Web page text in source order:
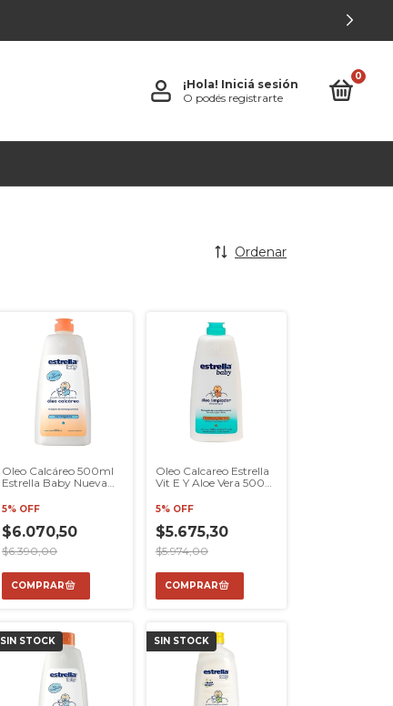
¡Hola! Iniciá sesión
O podés registrarte
0
Ordenar
Oleo Calcáreo 500ml
Estrella Baby Nueva
5% OFF
$6.070,50
$6.390,00
Oleo Calcareo Estrella
Vit E Y Aloe Vera 500
5% OFF
$5.675,30
$5.974,00
SIN STOCK SIN STOCK